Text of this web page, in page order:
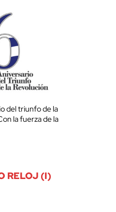
del triunfo de la
la fuerza de la
RELOJ (I)